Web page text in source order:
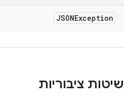
JSONException
שיטות ציבוריות